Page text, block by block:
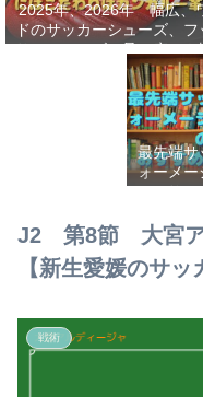
2025年、2026年 幅広、
ドのサッカーシューズ、フ
サルシューズ、足の痛みや
れにはこだわりはカンガ
で！
最先端サ
ォーメー
のサッ
J2 第8節 大宮ア
【新生愛媛のサッ
戦術